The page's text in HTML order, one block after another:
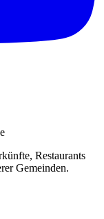
Restaurants
Gemeinden.